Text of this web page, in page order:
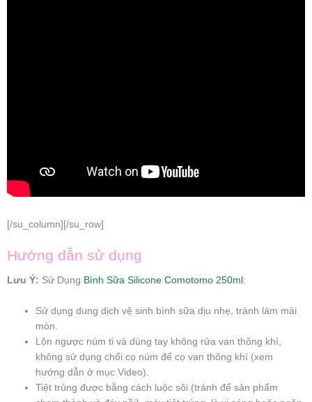
[/su_column][/su_row]
Hướng dẫn sử dụng
Lưu Ý: Sử Dụng Bình Sữa Silicone Comotomo 250ml :
Sử dụng dung dịch vệ sinh bình sữa dịu nhẹ, tránh làm mài
mòn.
Lộn ngược núm ti và dùng tay không rửa van thông khí,
không sử dụng chổi cọ núm để cọ van thông khí (xem
hướng dẫn ở mục Video).
Tiệt trùng được bằng cách luộc sôi (tránh để sản phẩm